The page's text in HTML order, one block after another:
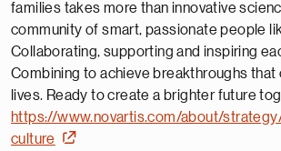
families takes more than innovative
community of smart, passionate people
Collaborating, supporting and inspiring
Combining to achieve breakthroughs that
lives. Ready to create a brighter future
https://www.novartis.com/about/
culture